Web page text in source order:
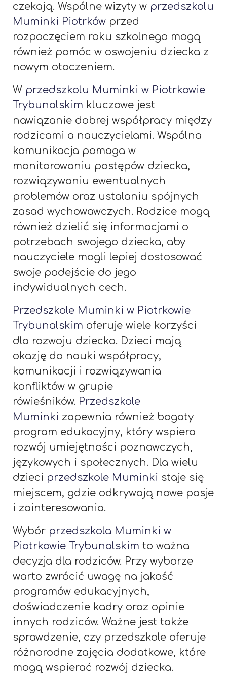
czekają. Wspólne wizyty w przedszkolu
Muminki Piotrków przed
rozpoczęciem roku szkolnego mogą
również pomóc w oswojeniu dziecka z
nowym otoczeniem.
W przedszkolu Muminki w Piotrkowie
Trybunalskim kluczowe jest
nawiązanie dobrej współpracy między
rodzicami a nauczycielami. Wspólna
komunikacja pomaga w
monitorowaniu postępów dziecka,
rozwiązywaniu ewentualnych
problemów oraz ustalaniu spójnych
zasad wychowawczych. Rodzice mogą
również dzielić się informacjami o
potrzebach swojego dziecka, aby
nauczyciele mogli lepiej dostosować
swoje podejście do jego
indywidualnych cech.
Przedszkole Muminki w Piotrkowie
Trybunalskim oferuje wiele korzyści
dla rozwoju dziecka. Dzieci mają
okazję do nauki współpracy,
komunikacji i rozwiązywania
konfliktów w grupie
rówieśników. Przedszkole
Muminki zapewnia również bogaty
program edukacyjny, który wspiera
rozwój umiejętności poznawczych,
językowych i społecznych. Dla wielu
dzieci przedszkole Muminki staje się
miejscem, gdzie odkrywają nowe pasje
i zainteresowania.
Wybór przedszkola Muminki w
Piotrkowie Trybunalskim to ważna
decyzja dla rodziców. Przy wyborze
warto zwrócić uwagę na jakość
programów edukacyjnych,
doświadczenie kadry oraz opinie
innych rodziców. Ważne jest także
sprawdzenie, czy przedszkole oferuje
różnorodne zajęcia dodatkowe, które
mogą wspierać rozwój dziecka.